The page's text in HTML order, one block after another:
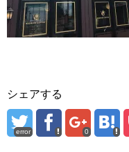
シェアする
error 0